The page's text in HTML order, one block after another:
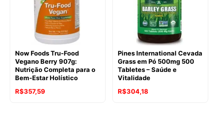
Now Foods Tru-Food
Vegano Berry 907g:
Nutrição Completa para o
Bem-Estar Holístico
R$357,59
Pines International Cevada
Grass em Pó 500mg 500
Tabletes – Saúde e
Vitalidade
R$304,18